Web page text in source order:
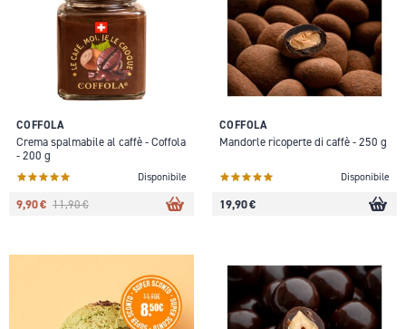
COFFOLA
Crema spalmabile al caffè - Coffola
- 200 g
Disponibile
9,90 € 11,90 €
COFFOLA
Mandorle ricoperte di caffè - 250 g
Disponibile
19,90 €